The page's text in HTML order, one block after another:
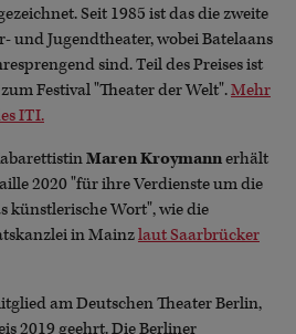
Seit 1985 ist das die zweite
und Jugendtheater, wobei Batelaans
sind. Teil des Preises ist
Festival "Theater der Welt".Mehr
ITI.
Maren Kroymannerhält
2020 "für ihre Verdienste um die
künstlerische Wort", wie die
in Mainzlaut Saarbrücker
am Deutschen Theater Berlin,
2019 geehrt. Die Berliner